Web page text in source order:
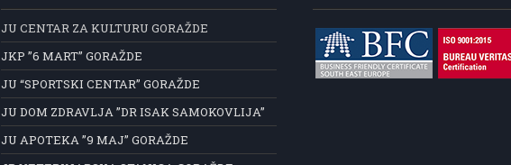
JU CENTAR ZA KULTURU GORAŽDE
JKP ”6 MART” GORAŽDE
JU “SPORTSKI CENTAR” GORAŽDE
JU DOM ZDRAVLJA ”DR ISAK SAMOKOVLIJA”
JU APOTEKA ”9 MAJ” GORAŽDE